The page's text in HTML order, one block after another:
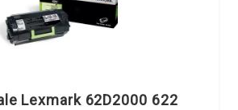
Lexmark 62D2000 622